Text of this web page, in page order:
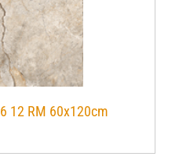
12 RM 60x120cm